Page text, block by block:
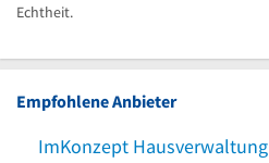
Echtheit.
Empfohlene Anbieter
ImKonzept Hausverwaltung